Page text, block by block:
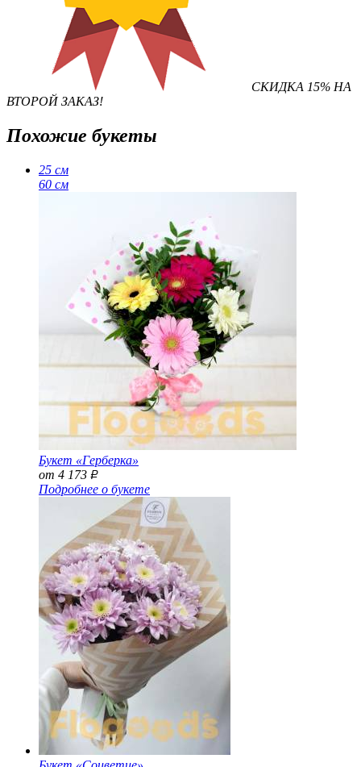
СКИДКА 15% НА
ВТОРОЙ ЗАКАЗ!
Похожие букеты
25 см
60 см
Букет «Герберка»
от 4 173 Р
Подробнее о букете
Ответим на ваши вопросы!